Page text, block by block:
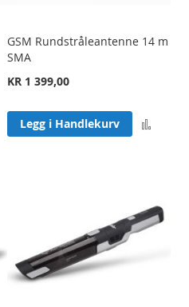
Legg til sammenligning
GSM Rundstråleantenne 14 m
SMA
KR 1 399,00
Legg i Handlekurv